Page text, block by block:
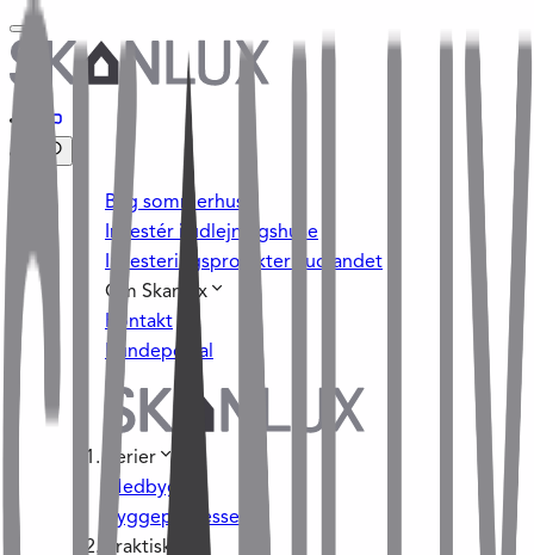
Byg sommerhus
Investér i udlejningshuse
Investeringsprojekter i udlandet
Om Skanlux
Kontakt
Kundeportal
Serier
Medbyg
Byggeprocessen
Praktisk